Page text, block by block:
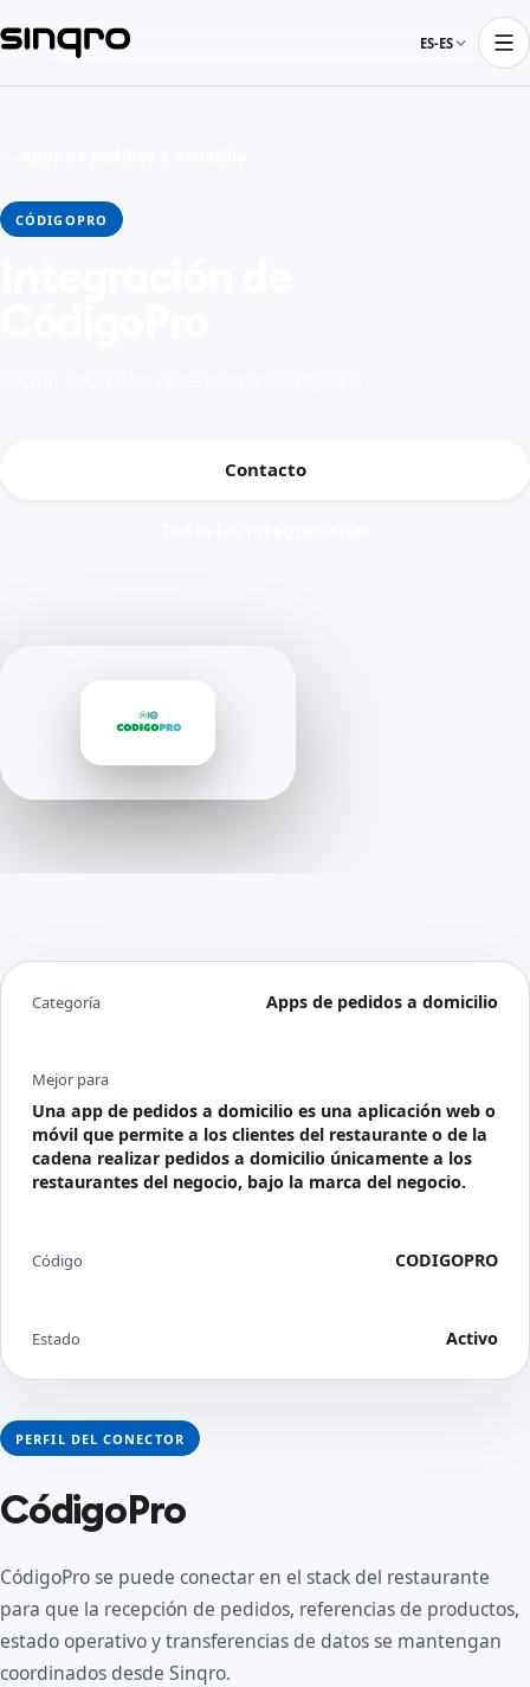
ES-ES
CÓDIGOPRO
Contacto
PERFIL DEL CONECTOR
CódigoPro
CódigoPro se puede conectar en el stack del restaurante
para que la recepción de pedidos, referencias de productos,
estado operativo y transferencias de datos se mantengan
coordinados desde Sinqro.
Categoría Apps de pedidos a domicilio
Mejor para
Una app de pedidos a domicilio es una aplicación web o
móvil que permite a los clientes del restaurante o de la
cadena realizar pedidos a domicilio únicamente a los
restaurantes del negocio, bajo la marca del negocio.
Código CODIGOPRO
Estado Activo